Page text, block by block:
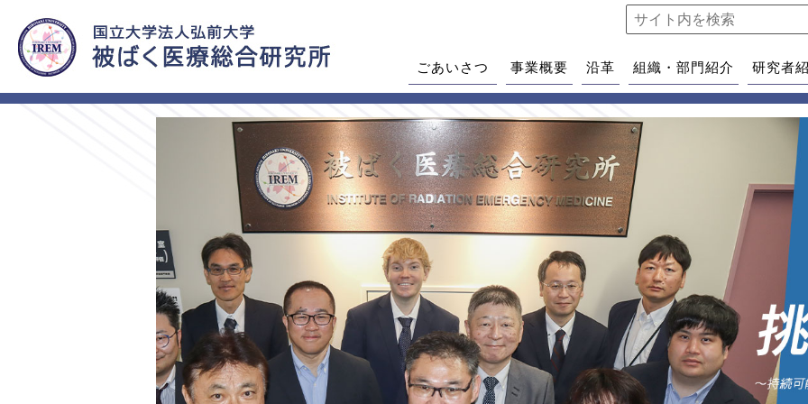
ごあいさつ 事業概要 沿革 組織・部門紹介 研究者